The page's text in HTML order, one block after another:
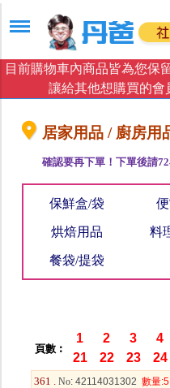
目前購物車內商品皆為您保
讓給其他想購買的會
居家用品 / 廚房用
確認要再下單！下單後請
保鮮盒/袋
烘焙用品 料
餐袋/提袋
頁數︰
1 2 3 4
21
22 23 24
361 . No: 42114031302 數量:5